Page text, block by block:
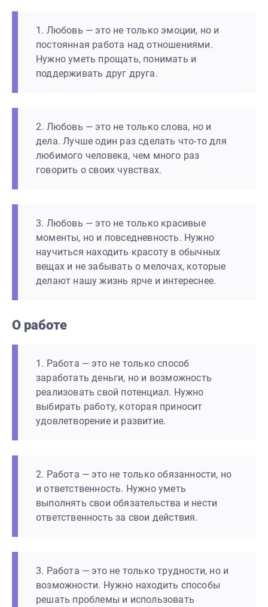
1. Любовь — это не только эмоции, но и
постоянная работа над отношениями.
Нужно уметь прощать, понимать и
поддерживать друг друга.
2. Любовь — это не только слова, но и
дела. Лучше один раз сделать что-то для
любимого человека, чем много раз
говорить о своих чувствах.
3. Любовь — это не только красивые
моменты, но и повседневность. Нужно
научиться находить красоту в обычных
вещах и не забывать о мелочах, которые
делают нашу жизнь ярче и интереснее.
О работе
1. Работа — это не только способ
заработать деньги, но и возможность
реализовать свой потенциал. Нужно
выбирать работу, которая приносит
удовлетворение и развитие.
2. Работа — это не только обязанности, но
и ответственность. Нужно уметь
выполнять свои обязательства и нести
ответственность за свои действия.
3. Работа — это не только трудности, но и
возможности. Нужно находить способы
решать проблемы и использовать